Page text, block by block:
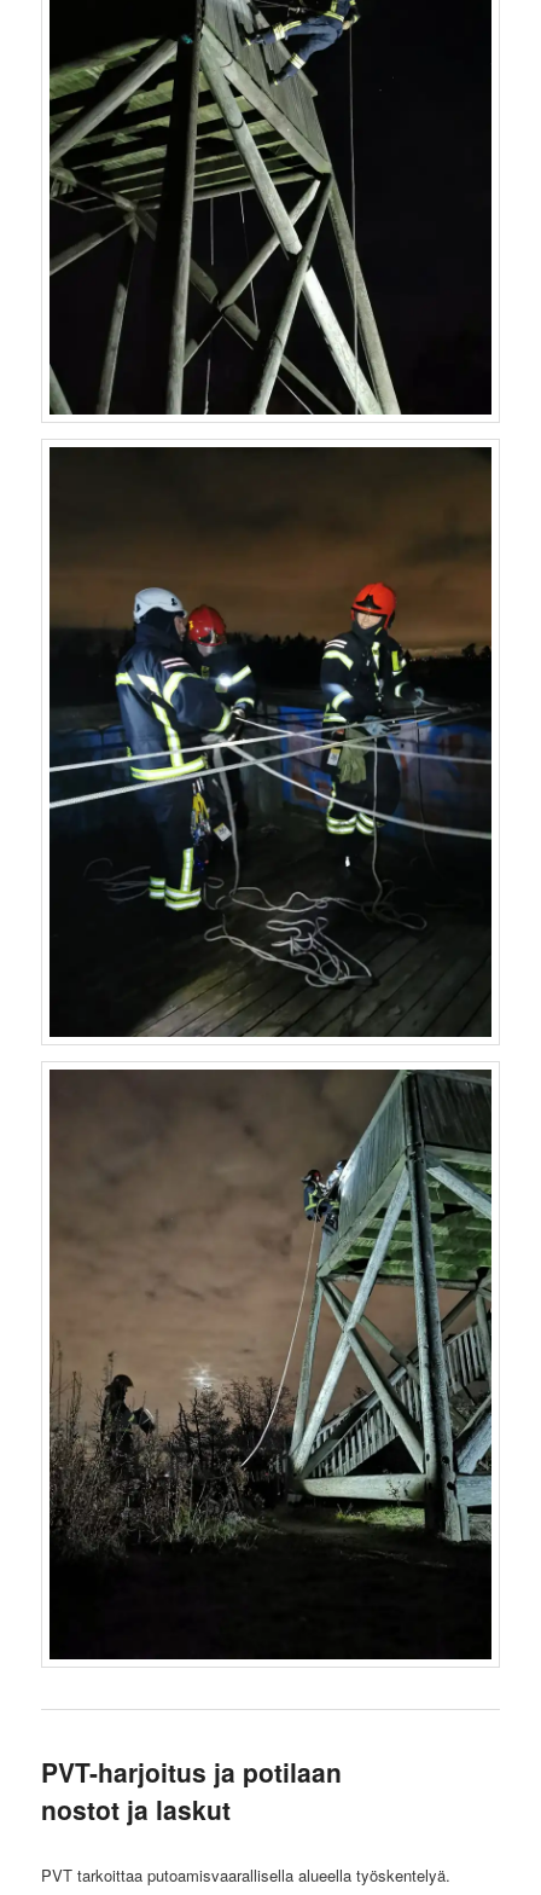
PVT-harjoitus ja potilaan
nostot ja laskut
PVT tarkoittaa putoamisvaarallisella alueella työskentelyä.